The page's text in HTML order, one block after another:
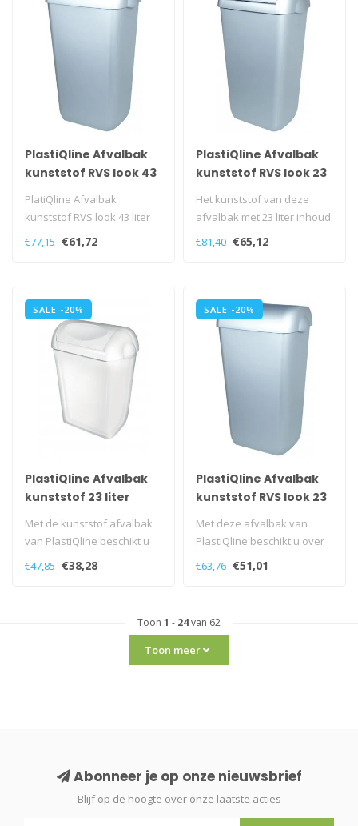
PlastiQline Afvalbak
kunststof RVS look 43
PlatiQline Afvalbak
kunststof RVS look 43 liter
half open, PQA43M..
€77,15 €61,72
PlastiQline Afvalbak
kunststof RVS look 23
Het kunststof van deze
afvalbak met 23 liter inhoud
is afgewerkt met een RVS
loo..
€81,40 €65,12
SALE -20%
PlastiQline Afvalbak
kunststof 23 liter
swing
Met de kunststof afvalbak
van PlastiQline beschikt u
over een goede oplossing.
€47,85 €38,28
SALE -20%
PlastiQline Afvalbak
kunststof RVS look 23
liter open
Met deze afvalbak van
PlastiQline beschikt u over
een efficiënte én stijlvolle..
€63,76 €51,01
Toon 1 - 24van 62
Toon meer
Abonneer je op onze nieuwsbrief
Blijf op de hoogte over onze laatste acties